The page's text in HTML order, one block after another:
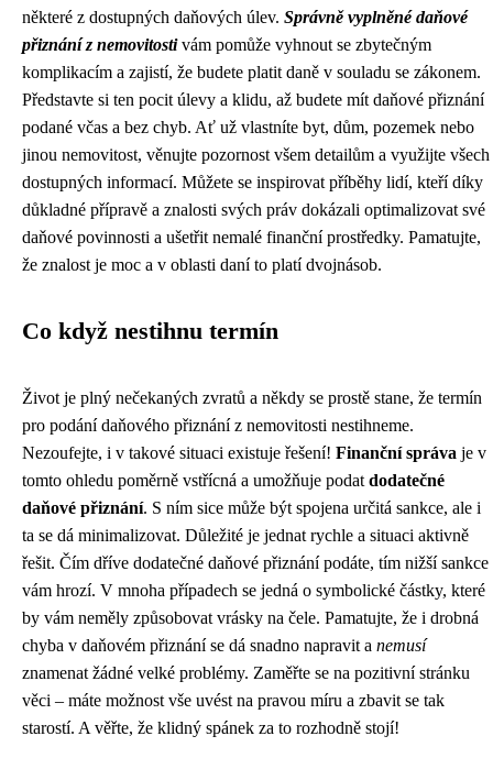
některé z dostupných daňových úlev. Správně vyplněné daňové
přiznání z nemovitostivám pomůže vyhnout se zbytečným
komplikacím a zajistí, že budete platit daně v souladu se zákonem.
Představte si ten pocit úlevy a klidu, až budete mít daňové přiznání
podané včas a bez chyb. Ať už vlastníte byt, dům, pozemek nebo
jinou nemovitost, věnujte pozornost všem detailům a využijte všech
dostupných informací. Můžete se inspirovat příběhy lidí, kteří díky
důkladné přípravě a znalosti svých práv dokázali optimalizovat své
daňové povinnosti a ušetřit nemalé finanční prostředky. Pamatujte,
že znalost je moc a v oblasti daní to platí dvojnásob.
Co když nestihnu termín
Život je plný nečekaných zvratů a někdy se prostě stane, že termín
pro podání daňového přiznání z nemovitosti nestihneme.
Nezoufejte, i v takové situaci existuje řešení! Finanční správa je v
tomto ohledu poměrně vstřícná a umožňuje podat dodatečné
daňové přiznání. S ním sice může být spojena určitá sankce, ale i
ta se dá minimalizovat. Důležité je jednat rychle a situaci aktivně
řešit. Čím dříve dodatečné daňové přiznání podáte, tím nižší sankce
vám hrozí. V mnoha případech se jedná o symbolické částky, které
by vám neměly způsobovat vrásky na čele. Pamatujte, že i drobná
chyba v daňovém přiznání se dá snadno napravit a nemusí
znamenat žádné velké problémy. Zaměřte se na pozitivní stránku
věci – máte možnost vše uvést na pravou míru a zbavit se tak
starostí. A věřte, že klidný spánek za to rozhodně stojí!